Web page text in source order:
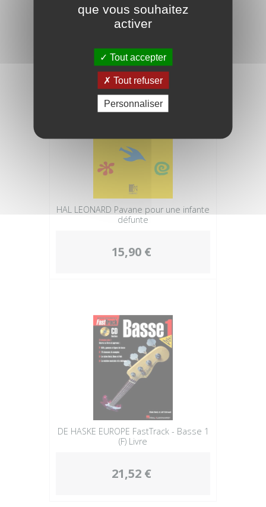
30,90 €
HAL LEONARD Pavane pour une infante
défunte
15,90 €
DE HASKE EUROPE FastTrack - Basse 1
(F) Livre
21,52 €
que vous souhaitez
activer
Tout accepter
Tout refuser
Personnaliser